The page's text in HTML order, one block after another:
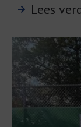
Lees